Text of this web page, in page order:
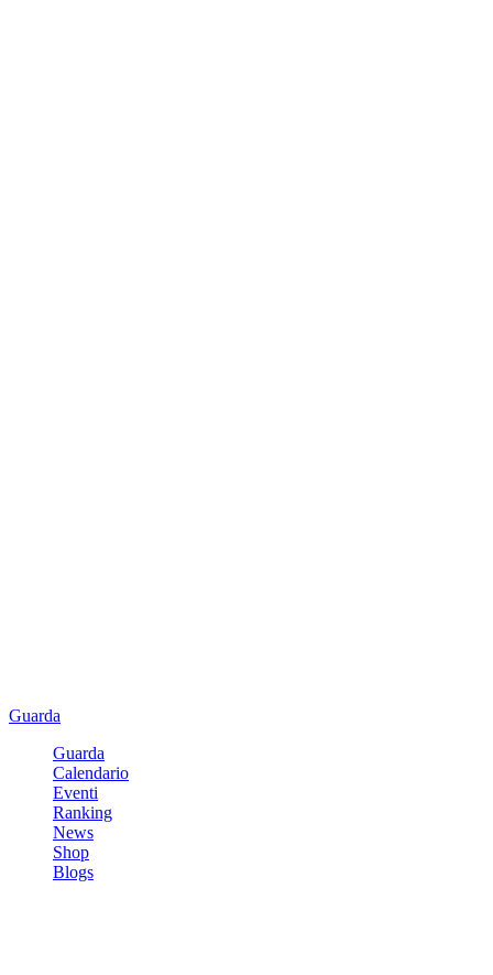
Guarda
Guarda
Calendario
Eventi
Ranking
News
Shop
Blogs